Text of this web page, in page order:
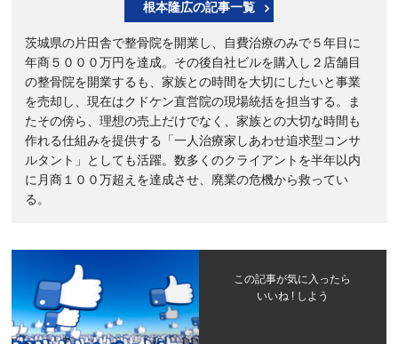
根本隆広の記事一覧
茨城県の片田舎で整骨院を開業し、自費治療のみで５年目に
年商５０００万円を達成。その後自社ビルを購入し２店舗目
の整骨院を開業するも、家族との時間を大切にしたいと事業
を売却し、現在はクドケン直営院の現場統括を担当する。ま
たその傍ら、理想の売上だけでなく、家族との大切な時間も
作れる仕組みを提供する「一人治療家しあわせ追求型コンサ
ルタント」としても活躍。数多くのクライアントを半年以内
に月商１００万超えを達成させ、廃業の危機から救ってい
る。
この記事が気に入ったら
いいね ! しよう